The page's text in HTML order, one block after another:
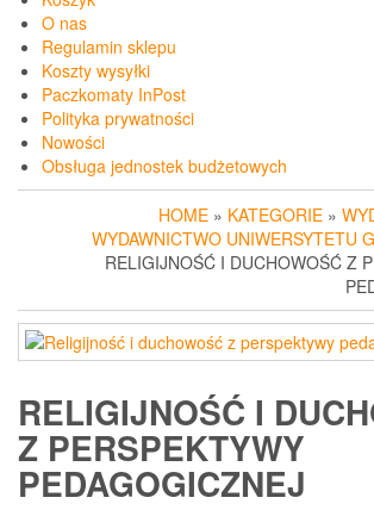
O nas
Regulamin sklepu
Koszty wysyłki
Paczkomaty InPost
Polityka prywatności
Nowości
Obsługa jednostek budżetowych
HOME » KATEGORIE »
WYDAWNICTWO UNIWERSYTETU
RELIGIJNOŚĆ I DUCHOWOŚĆ Z
RELIGIJNOŚĆ I
Z PERSPEKTYWY
PEDAGOGICZNEJ